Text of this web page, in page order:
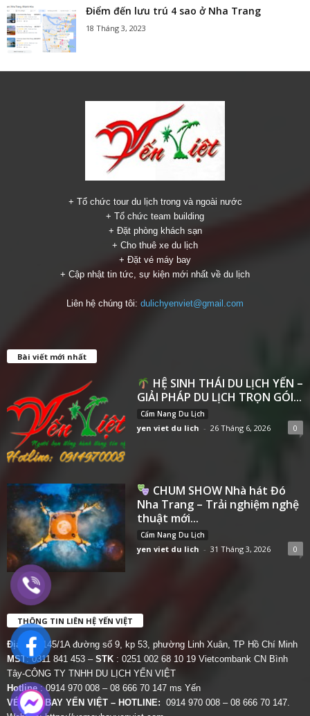
Điểm đến lưu trú 4 sao ở Nha Trang
18 Tháng 3, 2023
+ Tổ chức tour du lịch trong và ngoài nước
+ Tổ chức team building
+ Đặt phòng khách sạn
+ Cho thuê xe du lịch
+ Đặt vé máy bay
+ Cập nhật tin tức, sự kiện mới nhất về du lịch
Liên hệ chúng tôi: dulichyenviet@gmail.com
Bài viết mới nhất
HỆ SINH THÁI DU LỊCH YẾN –
GIẢI PHÁP DU LỊCH TRỌN GÓI...
Cẩm Nang Du Lịch
yen viet du lich - 26 Tháng 6, 2026 0
CHUM SHOW Nhà hát Đó
Nha Trang – Trải nghiệm nghệ
thuật mới...
Cẩm Nang Du Lịch
yen viet du lich - 31 Tháng 3, 2026 0
THÔNG TIN LIÊN HỆ YẾN VIỆT
Địa chỉ:
145/1A đường số 9, kp 53, phường Linh Xuân, TP Hồ Chí Minh
MST: 0311 841 453 – STK : 0251 002 68 10 19 Vietcombank CN Bình
Tây-CÔNG TY TNHH DU LỊCH YẾN VIỆT
Hotline : 0914 970 008 – 08 666 70 147 ms Yến
VÉ MÁY BAY YẾN VIỆT – HOTLINE: 0914 970 008 – 08 666 70 147.